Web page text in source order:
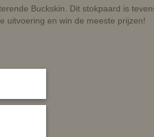
Buckskin. Dit stokpaard is
uitvoering en win de meeste prijzen!